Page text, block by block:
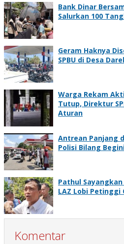
Bank Dinar
Salurkan 100
Geram Haknya
SPBU di Desa
Warga Rekam
Tutup, Direktur
Aturan
Antrean Panjang
Polisi Bilang
Pathul
LAZ Lobi Petinggi
Komentar